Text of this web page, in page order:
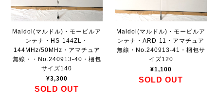
Maldol(マルドル)・モービルア
ンテナ・HS-144ZL・
144MHz/50MHz・アマチュア
無線・・No.240913-40・梱包
サイズ140
¥3,300
SOLD OUT
Maldol(マルドル)・モービルア
ンテナ・ARD-11・アマチュア
無線・No.240913-41・梱包サ
イズ120
¥1,100
SOLD OUT